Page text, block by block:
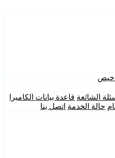
الشائعة قاعدة بيانات الكاميرا
حالة الخدمة اتصل بنا